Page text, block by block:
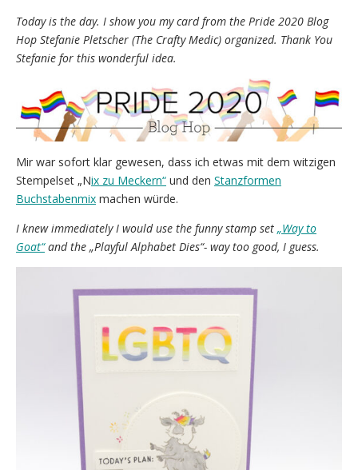
Today is the day. I show you my card from the Pride 2020 Blog
Hop Stefanie Pletscher (The Crafty Medic) organized. Thank You
Stefanie for this wonderful idea.
Mir war sofort klar gewesen, dass ich etwas mit dem witzigen
Stempelset „Nix zu Meckern“ und den Stanzformen
Buchstabenmix machen würde.
I knew immediately I would use the funny stamp set „Way to
Goat“and the „Playful Alphabet Dies“- way too good, I guess.